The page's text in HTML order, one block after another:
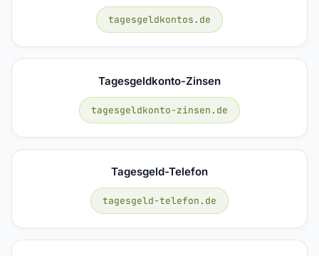
tagesgeldkontos.de
Tagesgeldkonto-Zinsen
tagesgeldkonto-zinsen.de
Tagesgeld-Telefon
tagesgeld-telefon.de